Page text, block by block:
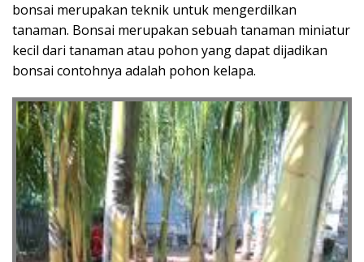
bonsai merupakan teknik untuk mengerdilkan
tanaman. Bonsai merupakan sebuah tanaman miniatur
kecil dari tanaman atau pohon yang dapat dijadikan
bonsai contohnya adalah pohon kelapa.